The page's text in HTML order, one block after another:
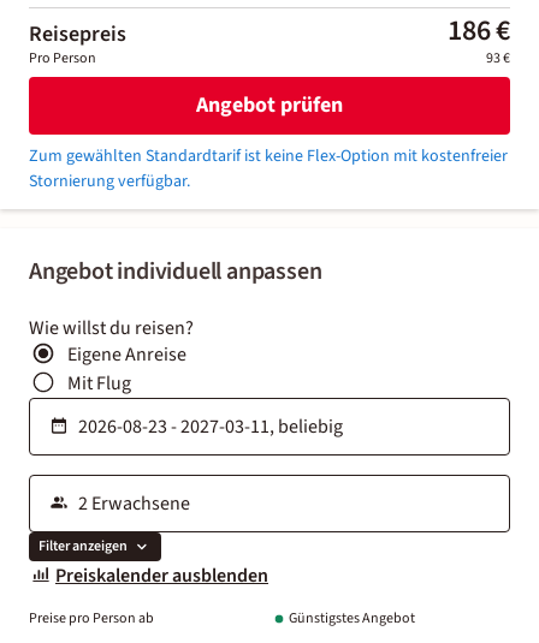
Angebot individuell anpassen
Wie willst du reisen?
Eigene Anreise
Mit Flug
Filter anzeigen
Preiskalender ausblenden
Preise pro Person ab Günstigstes Angebot
Reisepreis 186 €
Pro Person 93 €
Angebot prüfen
Zum gewählten Standardtarif ist keine Flex-Option mit kostenfreier
Stornierung verfügbar.